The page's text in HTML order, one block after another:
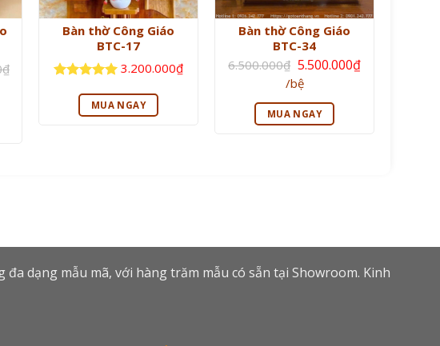
₫
Bàn thờ Công Giáo
BTC-17
hạng
5
3.200.000₫
MUA NGAY
Bàn thờ Công Giáo
BTC-34
6.500.000₫ Giá
gốc
là:
5.500.000₫
Giá
hiện
tại
là:
5.500.000₫.
/bệ
MUA NGAY
dạng mẫu mã, với hàng trăm mẫu có sẵn tại Showroom. Kinh